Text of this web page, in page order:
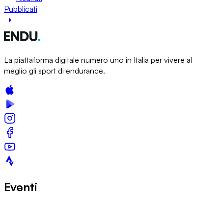
Pubblicati
La piattaforma digitale numero uno in Italia per vivere al
meglio gli sport di endurance.
Eventi